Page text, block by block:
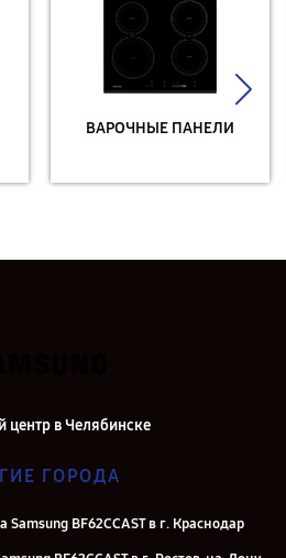
ВАРОЧНЫЕ ПАНЕЛИ
центр в Челябинске
ГОРОДА
BF62CCAST в г. Краснодар